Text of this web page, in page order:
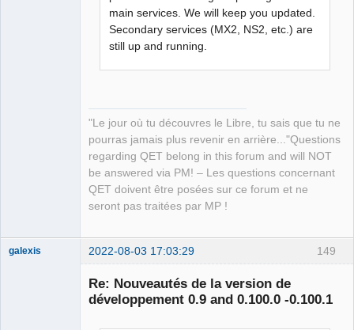
main services. We will keep you updated.
Secondary services (MX2, NS2, etc.) are
still up and running.
"Le jour où tu découvres le Libre, tu sais que tu ne
pourras jamais plus revenir en arrière..."Questions
regarding QET belong in this forum and will NOT
be answered via PM! – Les questions concernant
QET doivent être posées sur ce forum et ne
seront pas traitées par MP !
149
galexis 2022-08-03 17:03:29
Re: Nouveautés de la version de
développement 0.9 and 0.100.0 -0.100.1